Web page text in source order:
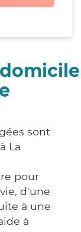
sont
La
pour
d'une
à une
à